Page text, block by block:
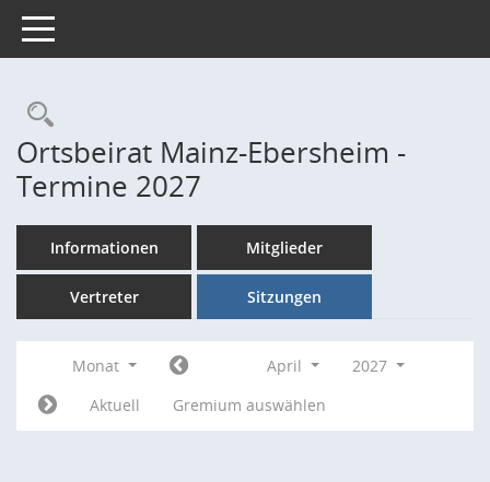
Toggle navigation
Rechercheauswahl
Ortsbeirat Mainz-Ebersheim -
Termine 2027
Informationen Mitglieder
Vertreter Sitzungen
Monat April
2027
Aktuell
Gremium auswählen